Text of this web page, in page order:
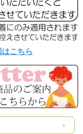
こちら